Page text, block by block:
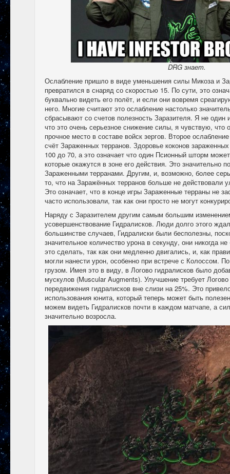
DRG знает.
Ослабление пришло в виде уменьшения силы Микоза и
превратился в снаряд со скоростью 15. По сути, это
буквально видеть его полёт, и если они вовремя
него. Многие считают это ослабление настолько
сбрасывают со счетов полезность Заразителя. Я не
что это очень серьезное снижение силы, я чувствую, что
прочное место в составе войск зергов. Второе
счёт Зараженных терранов. Здоровье коконов
100 до 70, а это означает что один Псионный шторм
которые окажутся в зоне его действия. Это значительно
Зараженными терранами. Другим, и, возможно, более
то, что на Заражённых терранов больше не действовали
Это означает, что в конце игры Зараженные терраны не
часто использовали, так как они просто не могут
Наряду с Заразителем другим самым большим
усовершенствование Гидралисков. Люди долго этого
большинстве случаев, Гидралиски были бесполезны,
значительное количество урона в секунду, они никогда
это сделать, так как они медленно двигались, и, как
могли нанести урон, особенно при встрече с Колоссом.
грузом. Имея это в виду, в Логово гидралисков было
мускулов (Muscular Augments). Улучшение требует
передвижения гидралисков вне слизи на 25%. Это
использования юнита, который теперь может быть
можем видеть Гидралисков почти в каждом матчапе, а
значительно возросла.